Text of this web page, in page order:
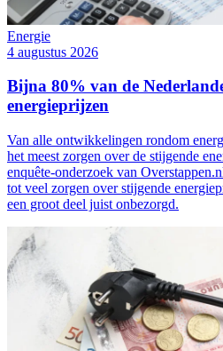
Energie
4 augustus 2026
Bijna 80% van de
energieprijzen
Van alle ontwikkelingen rondom
het meest zorgen over de stijgende
enquête-onderzoek van
tot veel zorgen over stijgende
een groot deel juist onbezorgd.